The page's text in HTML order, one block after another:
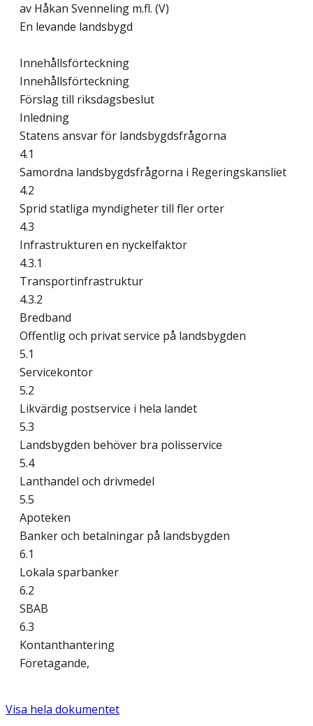
av Håkan Svenneling m.fl. (V)
En levande landsbygd
Innehållsförteckning
Innehållsförteckning
Förslag till riksdagsbeslut
Inledning
Statens ansvar för landsbygdsfrågorna
4.1
Samordna landsbygdsfrågorna i Regeringskansliet
4.2
Sprid statliga myndigheter till fler orter
4.3
Infrastrukturen en nyckelfaktor
4.3.1
Transportinfrastruktur
4.3.2
Bredband
Offentlig och privat service på landsbygden
5.1
Servicekontor
5.2
Likvärdig postservice i hela landet
5.3
Landsbygden behöver bra polisservice
5.4
Lanthandel och drivmedel
5.5
Apoteken
Banker och betalningar på landsbygden
6.1
Lokala sparbanker
6.2
SBAB
6.3
Kontanthantering
Företagande,
Visa hela dokumentet